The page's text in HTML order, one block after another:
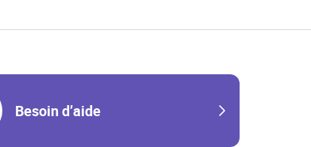
Besoin d’aide